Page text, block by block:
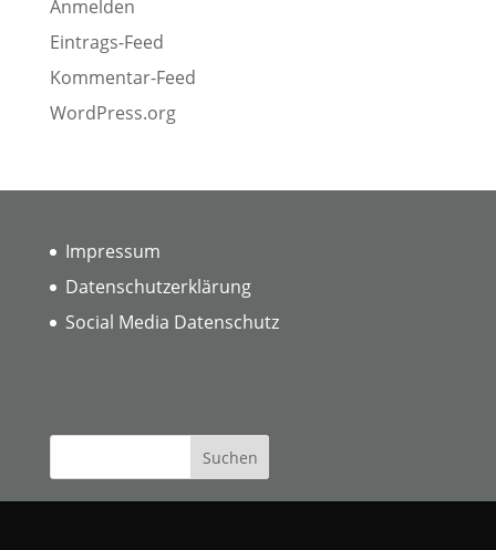
Anmelden
Eintrags-Feed
Kommentar-Feed
WordPress.org
Impressum
Datenschutzerklärung
Social Media Datenschutz